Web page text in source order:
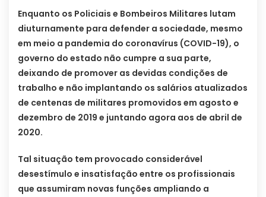
Enquanto os Policiais e Bombeiros Militares lutam
diuturnamente para defender a sociedade, mesmo
em meio a pandemia do coronavírus (COVID-19), o
governo do estado não cumpre a sua parte,
deixando de promover as devidas condições de
trabalho e não implantando os salários atualizados
de centenas de militares promovidos em agosto e
dezembro de 2019 e juntando agora aos de abril de
2020.
Tal situação tem provocado considerável
desestímulo e insatisfação entre os profissionais
que assumiram novas funções ampliando a